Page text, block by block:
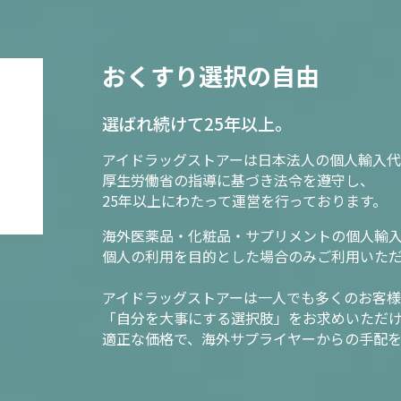
おくすり選択の自由
選ばれ続けて25年以上。
アイドラッグストアーは日本法人の個人輸入
厚生労働省の指導に基づき法令を遵守し、
25年以上にわたって運営を行っております。
海外医薬品・化粧品・サプリメントの個人輸
個人の利用を目的とした場合のみご利用いた
アイドラッグストアーは一人でも多くのお客
「自分を大事にする選択肢」をお求めいただ
適正な価格で、海外サプライヤーからの手配